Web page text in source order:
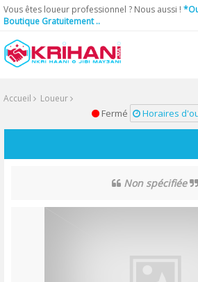
Vous êtes loueur professionnel ? Nous aussi !
Boutique Gratuitement ..
Accueil Loueur
Fermé Horaires
Non spécifiée